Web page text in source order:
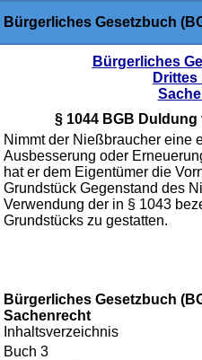
Bürgerliches Gesetzbuch
Bürgerliches
Drittes
§ 1044 BGB
Nimmt der Nießbraucher eine
Ausbesserung oder
hat er dem Eigentümer die
Grundstück Gegenstand des
Verwendung der in § 1043
Grundstücks zu gestatten.
Bürgerliches Gesetzbuch
Sachenrecht
Inhaltsverzeichnis
Buch 3